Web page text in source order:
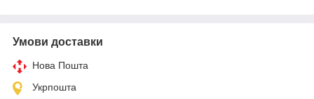
Умови доставки
Нова Пошта
Укрпошта